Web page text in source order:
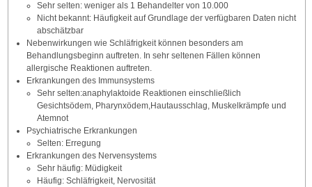
Sehr selten: weniger als 1 Behandelter von 10.000
Nicht bekannt: Häufigkeit auf Grundlage der verfügbaren Daten nicht
abschätzbar
Nebenwirkungen wie Schläfrigkeit können besonders am
Behandlungsbeginn auftreten. In sehr seltenen Fällen können
allergische Reaktionen auftreten.
Erkrankungen des Immunsystems
Sehr selten:anaphylaktoide Reaktionen einschließlich
Gesichtsödem, Pharynxödem,Hautausschlag, Muskelkrämpfe und
Atemnot
Psychiatrische Erkrankungen
Selten: Erregung
Erkrankungen des Nervensystems
Sehr häufig: Müdigkeit
Häufig: Schläfrigkeit, Nervosität